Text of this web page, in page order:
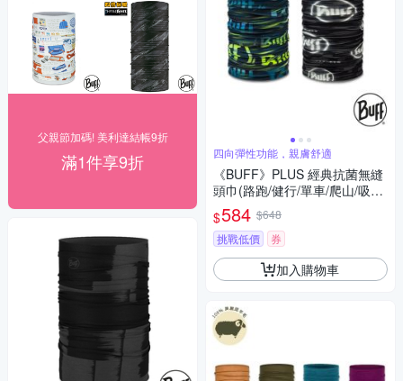
父親節加碼! 美利達結帳9折
滿1件享9折 四向彈性功能，親膚舒適
《BUFF》PLUS 經典抗菌無縫
頭巾(路跑/健行/單車/爬山/吸濕
排汗)
$584 $648
挑戰低價
券
加入購物車